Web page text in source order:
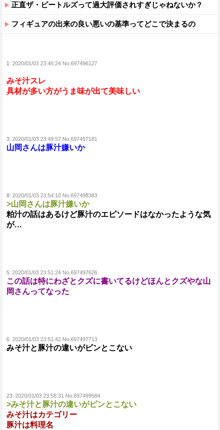
正直ザ・ビートルズって過大評価されすぎじゃねないか？
フィギュアの出来の良い悪いの基準ってどこで決まるの
1: 2020/01/03 23:46:24 No.697496127
みそ汁スレ
具材が多い方がうま味が出て美味しい
3: 2020/01/03 23:49:57 No.697497181
山岡さんは豚汁嫌いか
8: 2020/01/03 23:54:10 No.697498383
>山岡さんは豚汁嫌いか
粕汁の話はあるけど豚汁のエピソードはなかったような気
が…
5: 2020/01/03 23:51:24 No.697497626
この話は特にわざとクズに書いてるけどほんとクズやな山
岡さんってなった
6: 2020/01/03 23:51:42 No.697497713
みそ汁と豚汁の違いがピンとこない
23: 2020/01/03 23:58:31 No.697499584
>みそ汁と豚汁の違いがピンとこない
みそ汁はカテゴリー
豚汁は料理名